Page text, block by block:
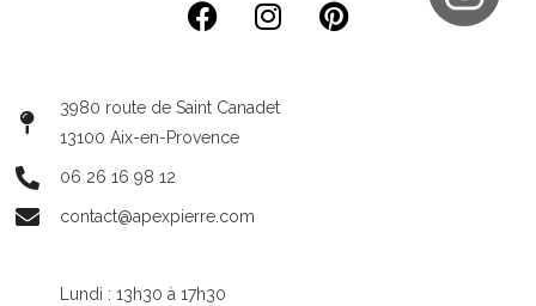
3980 route de Saint Canadet
13100 Aix-en-Provence
06 26 16 98 12
contact@apexpierre.com
Lundi : 13h30 à 17h30